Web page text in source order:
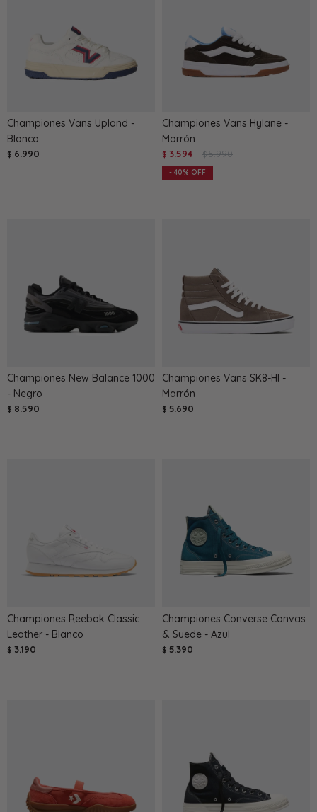
Championes Vans Upland -
Blanco
$ 6.990
Championes Vans Hylane -
Marrón
$ 3.594 $ 5.990
40
Championes New Balance 1000
- Negro
$ 8.590
Championes Vans SK8-HI -
Marrón
$ 5.690
Championes Reebok Classic
Leather - Blanco
$ 3.190
Championes Converse Canvas
& Suede - Azul
$ 5.390